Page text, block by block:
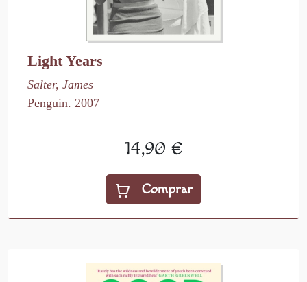
Light Years
Salter, James
Penguin. 2007
14,90 €
Comprar